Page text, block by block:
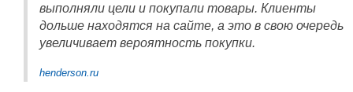
выполняли цели и покупали товары. Клиенты
дольше находятся на сайте, а это в свою очередь
увеличивает вероятность покупки.
henderson.ru